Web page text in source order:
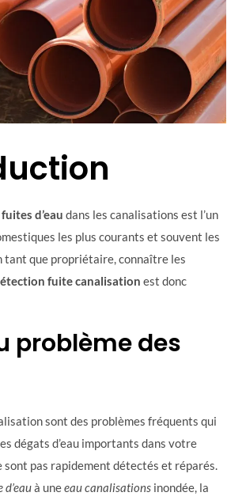
d’eau dans les canalisations est l’un
les plus courants et souvent les
tant que propriétaire, connaître les
fuite canalisation est donc
problème des
sont des problèmes fréquents qui
dégats d’eau importants dans votre
sont pas rapidement détectés et réparés.
d’eauà uneeau canalisations inondée, la